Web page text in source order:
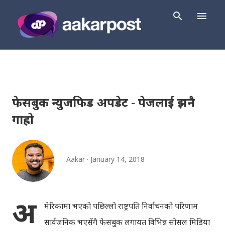
फेसबुक न्युजफिड अपडेट - पेजलाई झनै
गाह्रो
Aakar January 14, 2018
अ
मेरिकामा भएको पछिल्लो राष्ट्रपति निर्वाचनको परिणाम
सार्वजनिक भएसँगै फेसबुक लगायत विभिन्न सोसल मिडिया